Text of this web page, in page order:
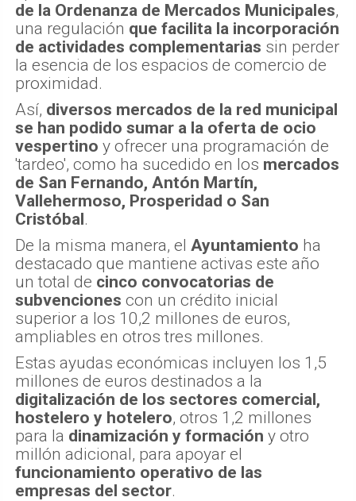
de la Ordenanza de Mercados Municipales,
una regulación que facilita la incorporación
de actividades complementarias sin perder
la esencia de los espacios de comercio de
proximidad.
Así, diversos mercados de la red municipal
se han podido sumar a la oferta de ocio
vespertino y ofrecer una programación de
'tardeo', como ha sucedido en los mercados
de San Fernando, Antón Martín,
Vallehermoso, Prosperidad o San
Cristóbal.
De la misma manera, el Ayuntamiento ha
destacado que mantiene activas este año
un total de cinco convocatorias de
subvenciones con un crédito inicial
superior a los 10,2 millones de euros,
ampliables en otros tres millones.
Estas ayudas económicas incluyen los 1,5
millones de euros destinados a la
digitalización de los sectores comercial,
hostelero y hotelero, otros 1,2 millones
para la dinamización y formación y otro
millón adicional, para apoyar el
funcionamiento operativo de las
empresas del sector.